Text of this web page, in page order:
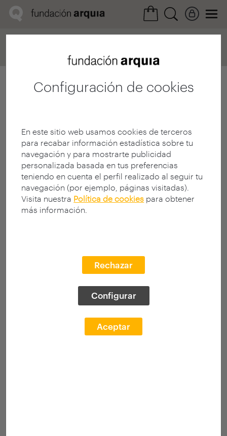
Configuración de cookies
En este sitio web usamos cookies de terceros
para recabar información estadística sobre tu
navegación y para mostrarte publicidad
personalizada basada en tus preferencias
teniendo en cuenta el perfil realizado al seguir tu
navegación (por ejemplo, páginas visitadas).
Visita nuestra Política de cookies para obtener
más información.
Rechazar
Configurar
Aceptar
Ficha realización